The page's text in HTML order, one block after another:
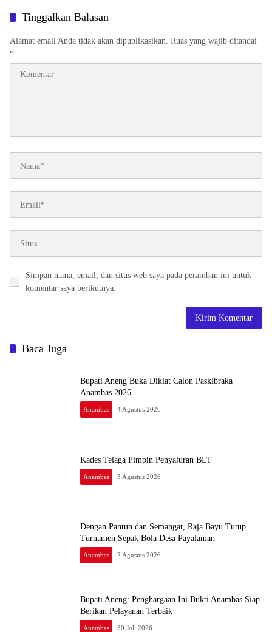
Tinggalkan Balasan
Alamat email Anda tidak akan dipublikasikan. Ruas yang wajib ditandai
*
Simpan nama, email, dan situs web saya pada peramban ini untuk
komentar saya berikutnya.
Baca Juga
Bupati Aneng Buka Diklat Calon Paskibraka
Anambas 2026
Anambas 4 Agustus 2026
Kades Telaga Pimpin Penyaluran BLT
Anambas 3 Agustus 2026
Dengan Pantun dan Semangat, Raja Bayu Tutup
Turnamen Sepak Bola Desa Payalaman
Anambas 2 Agustus 2026
Bupati Aneng: Penghargaan Ini Bukti Anambas Siap
Berikan Pelayanan Terbaik
Anambas 30 Juli 2026